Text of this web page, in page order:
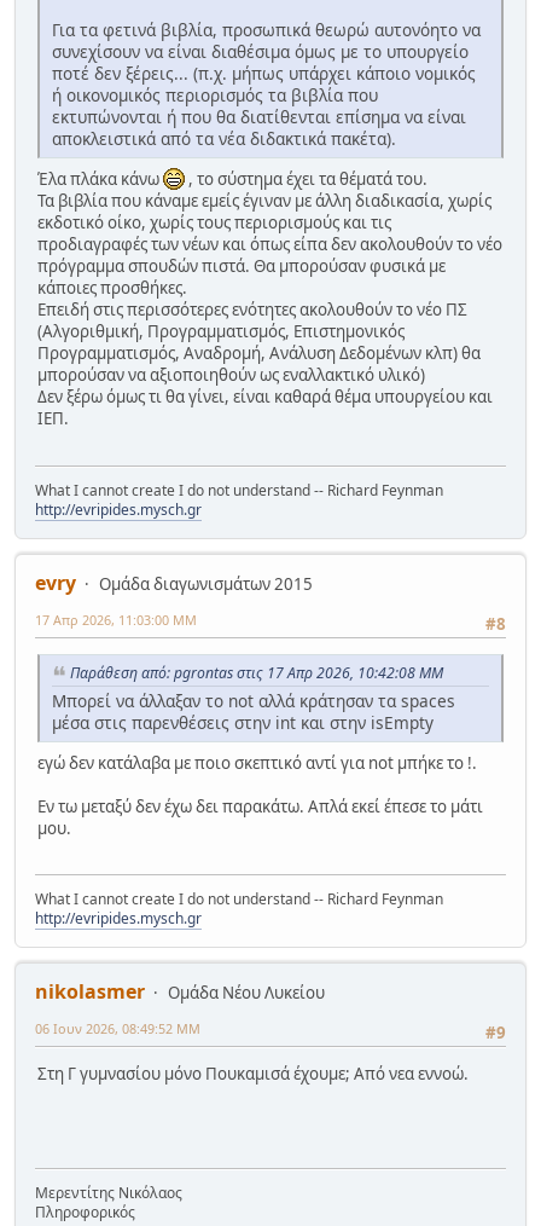
Για τα φετινά βιβλία, προσωπικά θεωρώ αυτονόητο να
συνεχίσουν να είναι διαθέσιμα όμως με το υπουργείο
ποτέ δεν ξέρεις... (π.χ. μήπως υπάρχει κάποιο νομικός
ή οικονομικός περιορισμός τα βιβλία που
εκτυπώνονται ή που θα διατίθενται επίσημα να είναι
αποκλειστικά από τα νέα διδακτικά πακέτα).
Έλα πλάκα κάνω
, το σύστημα έχει τα θέματά του.
Τα βιβλία που κάναμε εμείς έγιναν με άλλη διαδικασία, χωρίς
εκδοτικό οίκο, χωρίς τους περιορισμούς και τις
προδιαγραφές των νέων και όπως είπα δεν ακολουθούν το νέο
πρόγραμμα σπουδών πιστά. Θα μπορούσαν φυσικά με
κάποιες προσθήκες.
Επειδή στις περισσότερες ενότητες ακολουθούν το νέο ΠΣ
(Αλγοριθμική, Προγραμματισμός, Επιστημονικός
Προγραμματισμός, Αναδρομή, Ανάλυση Δεδομένων κλπ) θα
μπορούσαν να αξιοποιηθούν ως εναλλακτικό υλικό)
Δεν ξέρω όμως τι θα γίνει, είναι καθαρά θέμα υπουργείου και
ΙΕΠ.
What I cannot create I do not understand -- Richard Feynman
http://evripides.mysch.gr
evry
Ομάδα διαγωνισμάτων 2015
#8
17 Απρ 2026, 11:03:00 ΜΜ
Παράθεση από: pgrontas στις 17 Απρ 2026, 10:42:08 ΜΜ
Μπορεί να άλλαξαν το not αλλά κράτησαν τα spaces
μέσα στις παρενθέσεις στην int και στην isEmpty
εγώ δεν κατάλαβα με ποιο σκεπτικό αντί για not μπήκε το !.
Εν τω μεταξύ δεν έχω δει παρακάτω. Απλά εκεί έπεσε το μάτι
μου.
What I cannot create I do not understand -- Richard Feynman
http://evripides.mysch.gr
nikolasmer
Ομάδα Νέου Λυκείου
#9
06 Ιουν 2026, 08:49:52 ΜΜ
Στη Γ γυμνασίου μόνο Πουκαμισά έχουμε; Από νεα εννοώ.
Μερεντίτης Νικόλαος
Πληροφορικός